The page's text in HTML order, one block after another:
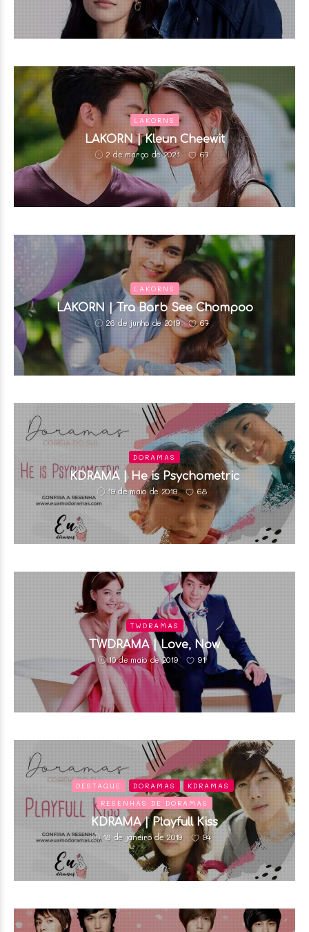
LAKORNS
LAKORN | Kleun Cheewit
2 de março de 2021 67
LAKORNS
LAKORN | Tra Barb See Chompoo
26 de junho de 2019 67
DORAMAS
KDRAMA | He is Psychometric
19 de maio de 2019 68
TWDRAMAS
TWDRAMA | Love, Now
10 de maio de 2019 91
DESTAQUE DORAMAS
KDRAMAS
RESENHAS DE DORAMAS
KDRAMA | Playfull Kiss
18 de janeiro de 2019 94